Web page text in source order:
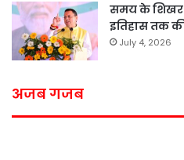
समय के शिखर
इतिहास तक
July 4, 2026
अजब गजब